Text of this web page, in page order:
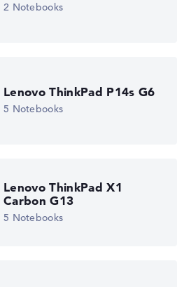
2 Notebooks
Lenovo ThinkPad P14s G6
5 Notebooks
Lenovo ThinkPad X1
Carbon G13
5 Notebooks